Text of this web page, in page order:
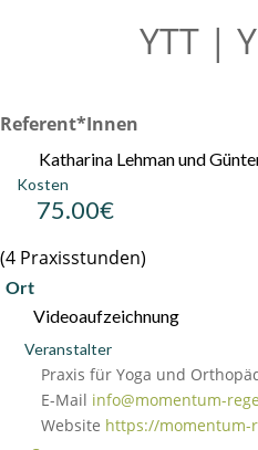
YTT |
Referent*innen
Katharina Lehman und
Kosten
75.00€
(4 Praxisstunden)
Ort
Videoaufzeichnung
Veranstalter
Praxis für Yoga und
E-Mail info@momentum-
Website https://momentum-